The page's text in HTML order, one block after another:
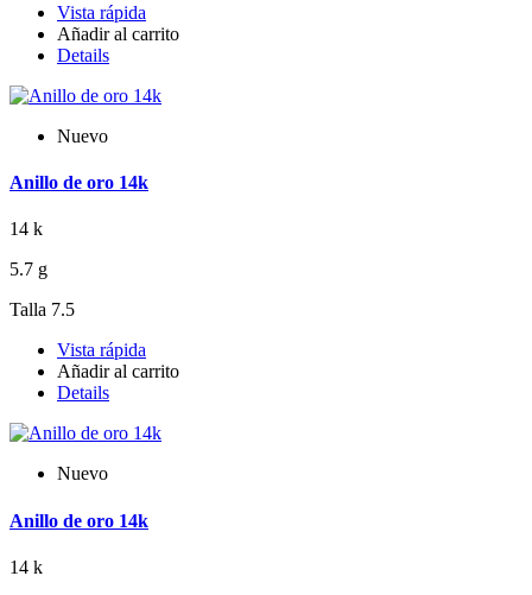
Vista rápida
Añadir al carrito
Details
Nuevo
Anillo de oro 14k
14 k
5.7 g
Talla 7.5
Vista rápida
Añadir al carrito
Details
Nuevo
Anillo de oro 14k
14 k